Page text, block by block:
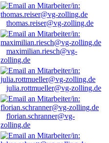
thomas.reiser@vg-zolling.de
maximilian.riesch@vg-
zolling.de
julia.rottmueller@vg-zolling.de
florian.schranner@vg-
zolling.de